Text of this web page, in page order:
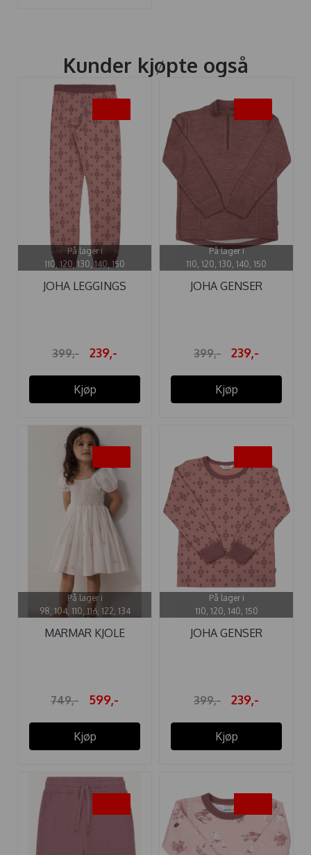
Kunder kjøpte også
På lager i
110, 120, 130, 140, 150
JOHA LEGGINGS
399,- 239,-
Kjøp
På lager i
110, 120, 130, 140, 150
JOHA GENSER
399,- 239,-
Kjøp
På lager i
98, 104, 110, 116, 122, 134
MARMAR KJOLE
749,- 599,-
Kjøp
På lager i
110, 120, 140, 150
JOHA GENSER
399,- 239,-
Kjøp